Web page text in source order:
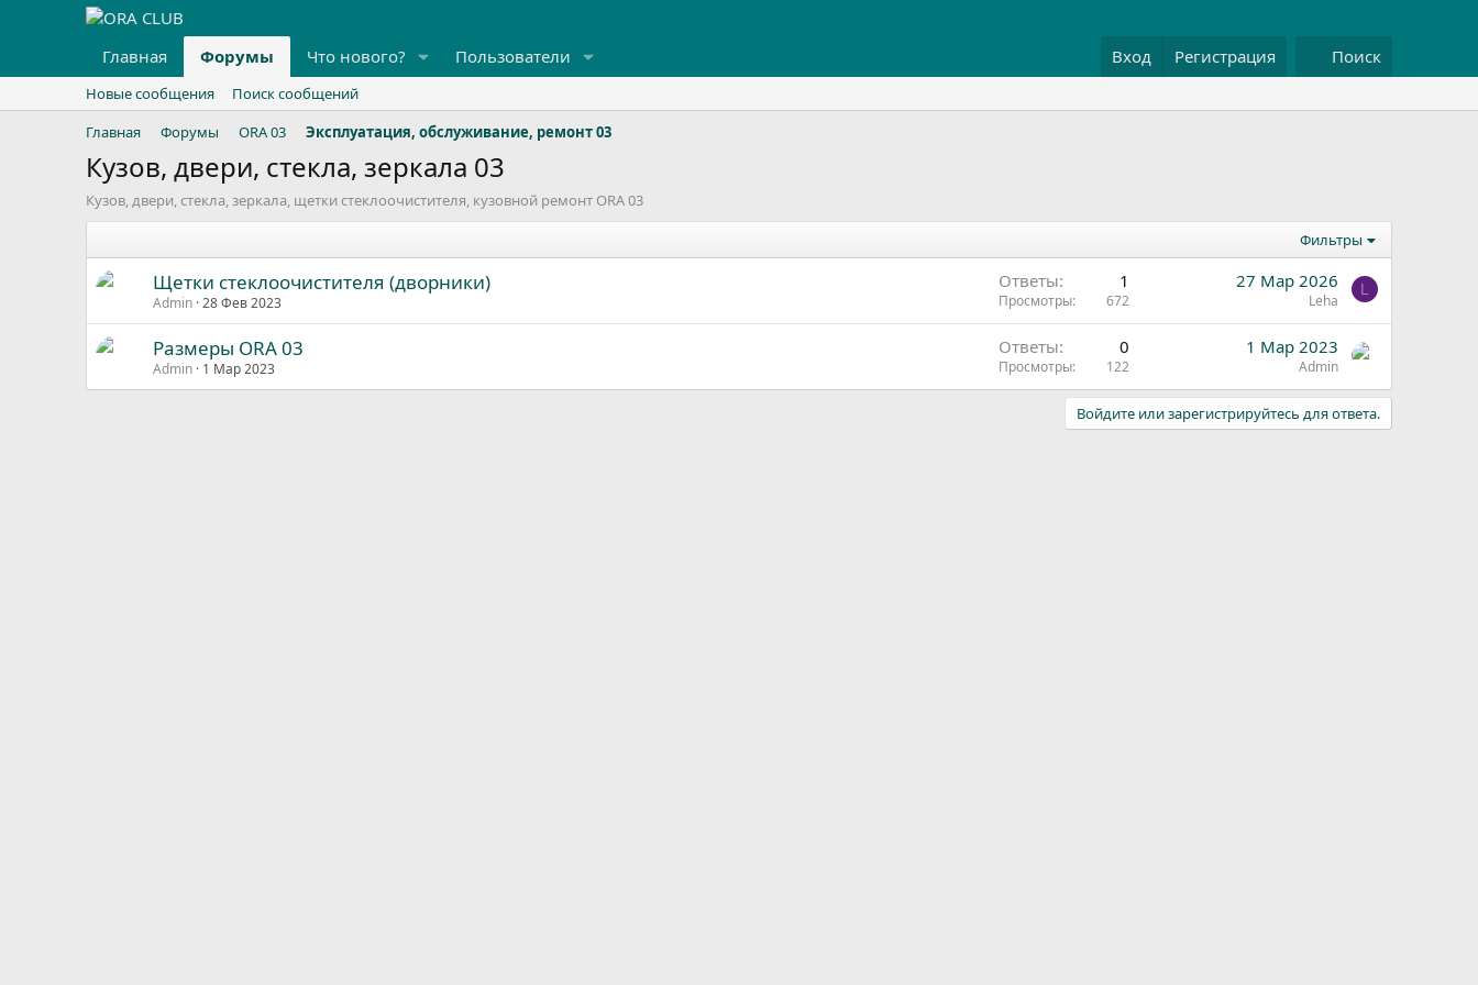
Главная Форумы Что нового? Пользователи Вход Регистрация Поиск
Новые сообщения
Поиск сообщений
Главная
Форумы ORA 03 Эксплуатация, обслуживание, ремонт 03
Кузов, двери, стекла, зеркала 03
Кузов, двери, стекла, зеркала, щетки стеклоочистителя, кузовной ремонт ORA 03
Фильтры
Щетки стеклоочистителя (дворники)
Admin 28 Фев 2023
Ответы 1
Просмотры 672
27 Мар 2026
Leha
L
Размеры ORA 03
Admin 1 Мар 2023
Ответы 0
Просмотры 122
1 Мар 2023
Admin
Войдите или зарегистрируйтесь для ответа.